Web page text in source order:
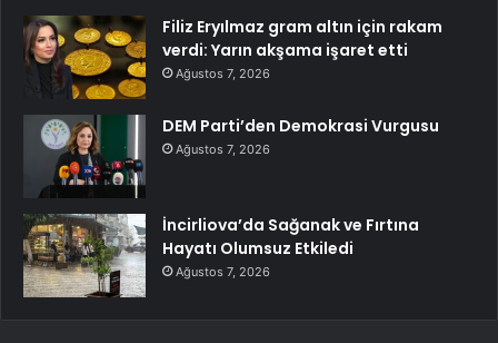
Filiz Eryılmaz gram altın için rakam
verdi: Yarın akşama işaret etti
Ağustos 7, 2026
DEM Parti’den Demokrasi Vurgusu
Ağustos 7, 2026
İncirliova’da Sağanak ve Fırtına
Hayatı Olumsuz Etkiledi
Ağustos 7, 2026